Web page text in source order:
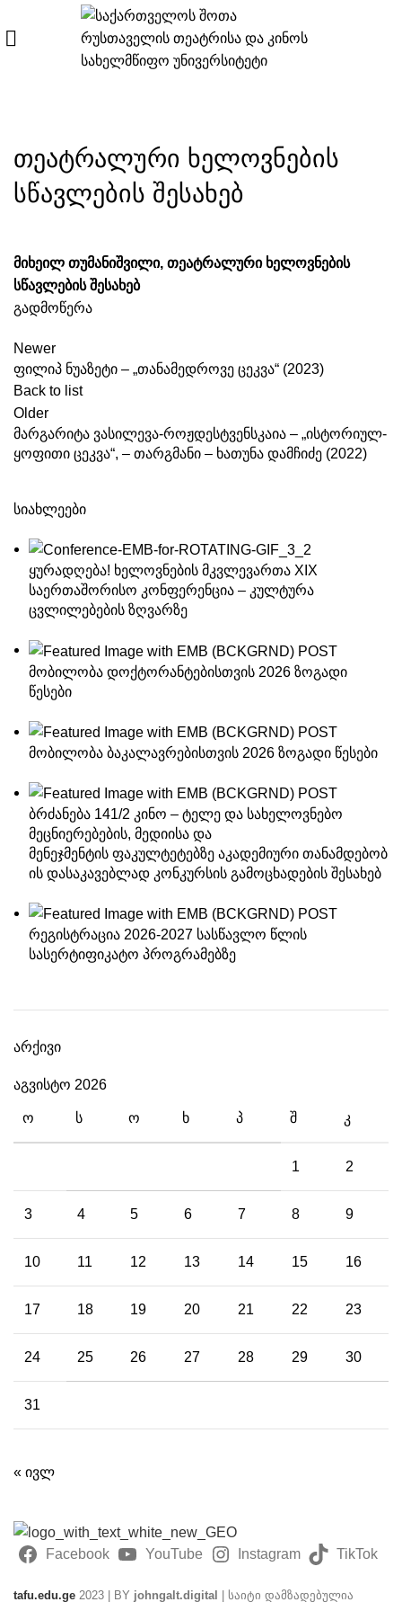
თეატრალური ხელოვნების
სწავლების შესახებ
მიხეილ თუმანიშვილი, თეატრალური ხელოვნების
სწავლების შესახებ
გადმოწერა
Newer
ფილიპ ნუაზეტი – „თანამედროვე ცეკვა“ (2023)
Back to list
Older
მარგარიტა ვასილევა-როჟდესტვენსკაია – „ისტორიულ-
ყოფითი ცეკვა“, – თარგმანი – ხათუნა დამჩიძე (2022)
სიახლეები
ყურადღება! ხელოვნების მკვლევართა XIX
საერთაშორისო კონფერენცია – კულტურა
ცვლილებების ზღვარზე
მობილობა დოქტორანტებისთვის 2026 ზოგადი
წესები
მობილობა ბაკალავრებისთვის 2026 ზოგადი წესები
ბრძანება 141/2 კინო – ტელე და სახელოვნებო
მეცნიერებების, მედიისა და
მენეჯმენტის ფაკულტეტებზე აკადემიური თანამდებობ
ის დასაკავებლად კონკურსის გამოცხადების შესახებ
რეგისტრაცია 2026-2027 სასწავლო წლის
სასერტიფიკატო პროგრამებზე
არქივი
აგვისტო 2026
Ო Ს Ო Ხ Პ Შ Კ
1 2
3 4 5 6 7 8 9
10 11 12 13 14 15 16
17 18 19 20 21 22 23
24 25 26 27 28 29 30
31
« ივლ
Facebook YouTube Instagram TikTok
tafu.edu.ge 2023 | BY johngalt.digital | საიტი დამზადებულია